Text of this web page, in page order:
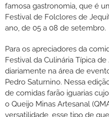
famosa gastronomia, que é
Festival de Folclores de
ano, de 05 a 08 de setembro.
Para os apreciadores da
Festival da Culinária Típica
diariamente na área de
Pedro Saturnino. Nessa
de comidas farão iguarias
o Queijo Minas Artesanal
versatilidade, esse tipo de